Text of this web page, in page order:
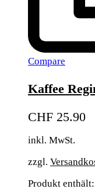
Compare
Kaffee
CHF 25.90
inkl. MwSt.
zzgl.
Produkt